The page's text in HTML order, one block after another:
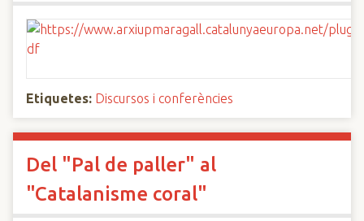
Etiquetes: Discursos i conferències
Del "Pal de paller" al
"Catalanisme coral"